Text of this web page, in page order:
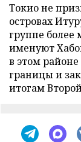
Токио не
островах
группе более
именуют
в этом
границы и
итогам